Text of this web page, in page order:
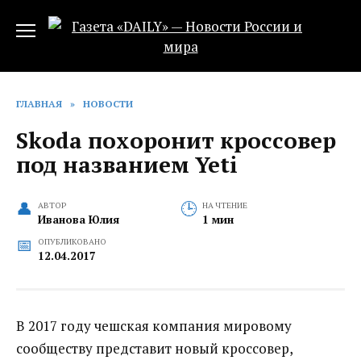
ГЛАВНАЯ » НОВОСТИ
Skoda похоронит кроссовер
под названием Yeti
АВТОР
Иванова Юлия
НА ЧТЕНИЕ
1 мин
ОПУБЛИКОВАНО
12.04.2017
В 2017 году чешская компания мировому
сообществу представит новый кроссовер,